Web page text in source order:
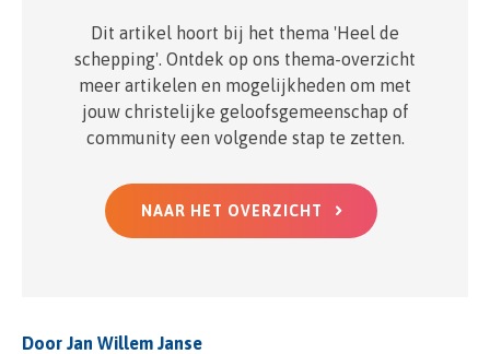
Dit artikel hoort bij het thema 'Heel de
schepping'. Ontdek op ons thema-overzicht
meer artikelen en mogelijkheden om met
jouw christelijke geloofsgemeenschap of
community een volgende stap te zetten.
NAAR HET OVERZICHT
Door Jan Willem Janse